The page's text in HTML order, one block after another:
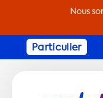
Nous
Particulier